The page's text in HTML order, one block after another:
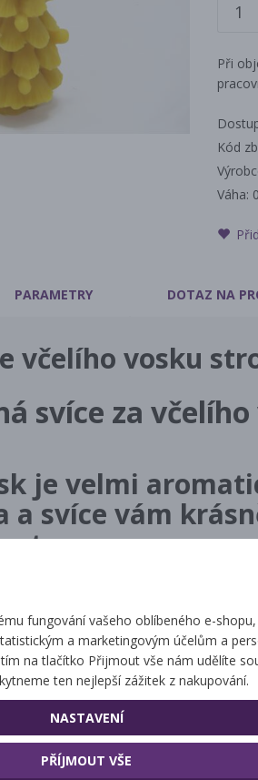
Při
Kód
Váha:
PARAMETRY DOTAZ NA
včelího vosku
svíce za
je velmi
a svíce vám
na nehořlavém povrchu-nejlépe v
Související
fungování vašeho oblíbeného e-
a marketingovým účelům a
na tlačítko Přijmout vše nám udělíte
ten nejlepší zážitek z nakupování.
NASTAVENÍ
PŘÍJMOUT VŠE